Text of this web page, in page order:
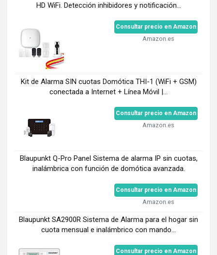
HD WiFi. Detección inhibidores y notificación...
Consultar precio en Amazon
Amazon.es
Kit de Alarma SIN cuotas Domótica THI-1 (WiFi + GSM)
conectada a Internet + Línea Móvil |...
Consultar precio en Amazon
Amazon.es
Blaupunkt Q-Pro Panel Sistema de alarma IP sin cuotas,
inalámbrica con función de domótica avanzada.
Consultar precio en Amazon
Amazon.es
Blaupunkt SA2900R Sistema de Alarma para el hogar sin
cuota mensual e inalámbrico con mando...
Consultar precio en Amazon